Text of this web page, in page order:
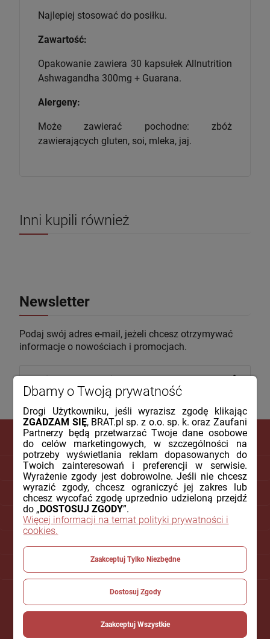
Najlepiej stosować do posiłku.
Zawartość:
Opakowanie zawiera 30 kapsułek Allnutrition
Ashwagandha 300mg + Guarana.
Alergeny:
Może zawierać pochodne: zbóż
zawierających gluten, soi, mleka, jaj.
Inni kupili również
Newsletter
Podaj swój adres e-mail, jeżeli chcesz otrzymywać
informacje o nowościach i promocjach.
DLA KLIENTA
PŁATNOŚCI I DOSTAWA
INFORMACJE
POMOC
Dbamy o Twoją prywatność
Drogi Użytkowniku, jeśli wyrazisz zgodę klikając
ZGADZAM SIĘ, BRAT.pl sp. z o.o. sp. k. oraz Zaufani
Partnerzy będą przetwarzać Twoje dane osobowe
do celów marketingowych, w szczególności na
potrzeby wyświetlania reklam dopasowanych do
Twoich zainteresowań i preferencji w serwisie.
Wyrażenie zgody jest dobrowolne. Jeśli nie chcesz
wyrazić zgody, chcesz ograniczyć jej zakres lub
chcesz wycofać zgodę uprzednio udzieloną przejdź
do „ DOSTOSUJ ZGODY”.
Więcej informacji na temat polityki prywatności i
cookies.
Zaakceptuj Tylko Niezbędne
Dostosuj Zgody
Zaakceptuj Wszystkie